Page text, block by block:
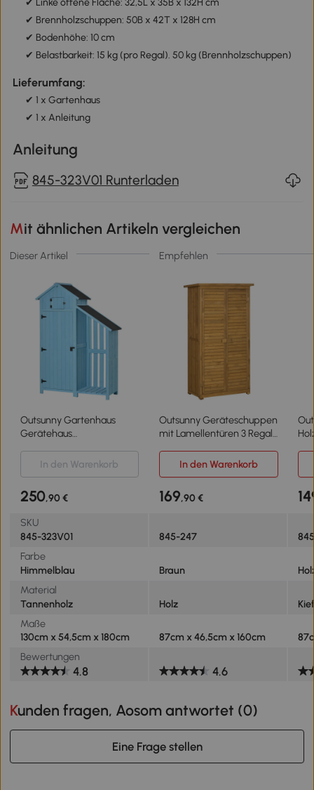
✔ Brennholzschuppen: 50B x 42T x 128H cm
✔ Bodenhöhe: 10 cm
✔ Belastbarkeit: 15 kg (pro Regal). 50 kg (Brennholzschuppen)
Lieferumfang:
✔ 1 x Gartenhaus
✔ 1 x Anleitung
Anleitung
845-323V01 Runterladen
Mit ähnlichen Artikeln vergleichen
Dieser Artikel Empfehlen
Outsunny Gartenhaus
Gerätehaus
Brennholzlagerraum
Geräteschuppen mit 3
Tannenholz Himmelblau
Outsunny Geräteschuppen
mit Lamellentüren 3 Regale
46,5 cm x 160 cm
Tannenholz Braun
In den Warenkorb In den Warenkorb
250,90 € 169,90 €
SKU
845-323V01
845-247
Farbe
Himmelblau
Braun
Material
Tannenholz
Holz
Maße
130cm x 54,5cm x 180cm
87cm x 46,5cm x 160cm
Bewertungen
4.8 4.6
Kunden fragen, Aosom antwortet (0)
Eine Frage stellen